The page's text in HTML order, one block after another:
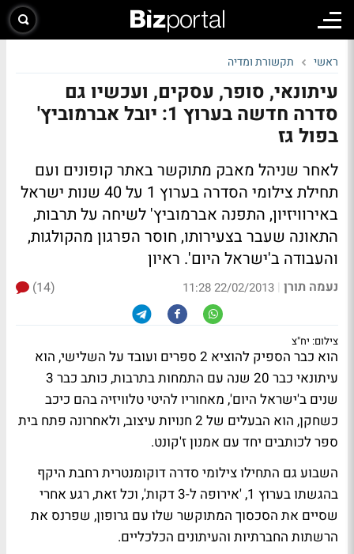
ראשי תקשורת ומדיה
עיתונאי, סופר, עסקים, ועכשיו גם
סדרה חדשה בערוץ 1: יובל אברמוביץ'
בפול גז
לאחר שניהל מאבק מתוקשר באתר קופונים ועם
תחילת צילומי הסדרה בערוץ 1 על 40 שנות ישראל
באירוויזיון, התפנה אברמוביץ' לשיחה על תרבות,
התאונה שעבר בצעירותו, חוסר הפרגון מהקולגות,
והעבודה ב'ישראל היום'. ראיון
נעמה תורן |
22/02/2013 11:28
(14)
צילום: יח"צ
הוא כבר הספיק להוציא 2 ספרים ועובד על השלישי, הוא
עיתונאי כבר 20 שנה עם התמחות בתרבות, כותב כבר 3
שנים ב'ישראל היום', מאחוריו להיטי טלוויזיה בהם כיכב
כשחקן, הוא הבעלים של 2 חנויות עיצוב, ולאחרונה פתח בית
ספר לכותבים יחד עם אמנון ז'קונט.
השבוע גם התחילו צילומי סדרה דוקומנטרית רחבת היקף
בהגשתו בערוץ 1, 'אירופה ל-3 דקות', וכל זאת, רגע אחרי
שסיים את הסכסוך המתוקשר שלו עם גרופון, שפרנס את
הרשתות החברתיות והעיתונים הכלכליים.